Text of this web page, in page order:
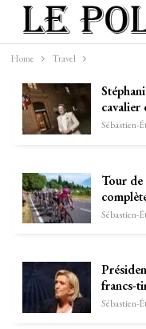
Home Travel
Tour de
francs-